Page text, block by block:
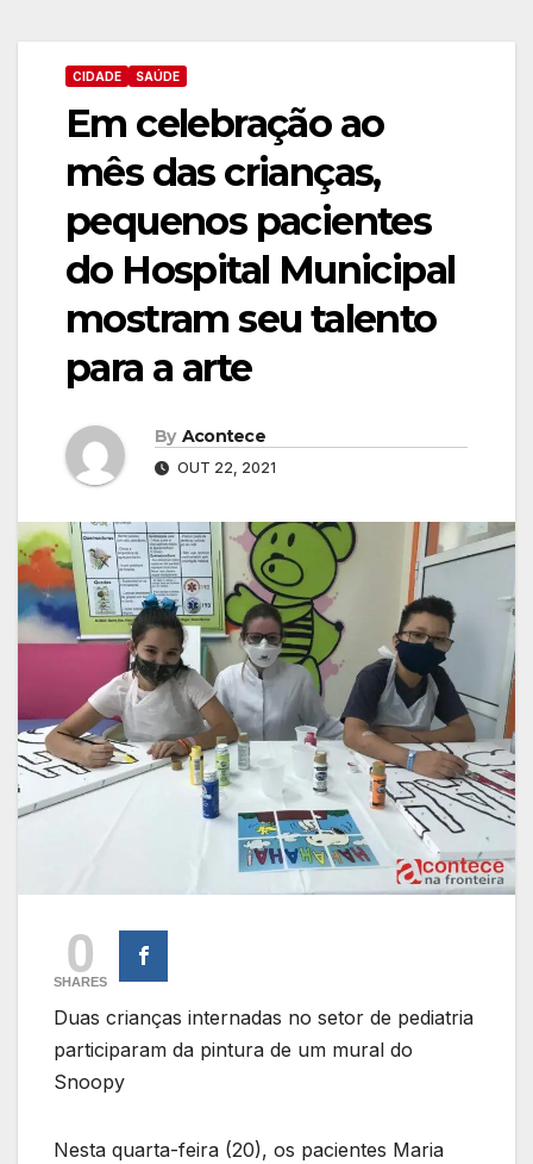
CIDADE SAÚDE
Em celebração ao
mês das crianças,
pequenos pacientes
do Hospital Municipal
mostram seu talento
para a arte
By Acontece
OUT 22, 2021
0
SHARES
Duas crianças internadas no setor de pediatria
participaram da pintura de um mural do
Snoopy
Nesta quarta-feira (20), os pacientes Maria